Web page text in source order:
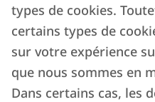
types de cookies.
certains types de
sur votre expérience
que nous sommes en
Dans certains cas, les